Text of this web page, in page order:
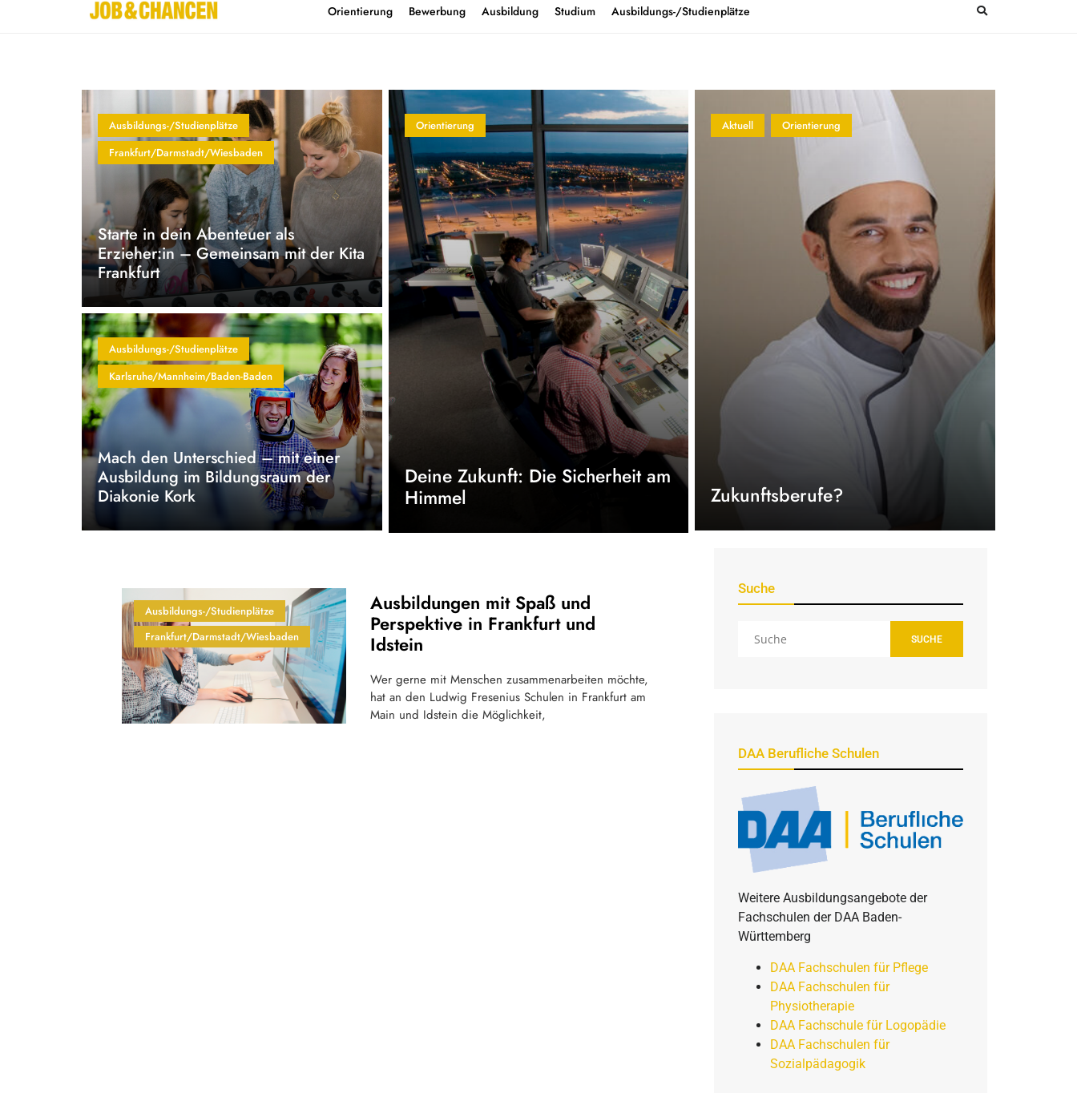
Home Kontakt Orientierung Bewerbung Ausbildung Studium Ausbildungs-/Studienplätze
Ausbildungs-/Studienplätze
Frankfurt/Darmstadt/Wiesbaden
Starte in dein Abenteuer als
Erzieher:in – Gemeinsam mit der Kita
Frankfurt
Ausbildungs-/Studienplätze
Karlsruhe/Mannheim/Baden-Baden
Mach den Unterschied – mit einer
Ausbildung im Bildungsraum der
Diakonie Kork
Orientierung
Deine Zukunft: Die Sicherheit am
Himmel
Aktuell Orientierung
Zukunftsberufe?
Ausbildungs-/Studienplätze
Frankfurt/Darmstadt/Wiesbaden
Ausbildungen mit Spaß und
Perspektive in Frankfurt und
Idstein
Wer gerne mit Menschen zusammenarbeiten möchte,
hat an den Ludwig Fresenius Schulen in Frankfurt am
Main und Idstein die Möglichkeit,
Suche
SUCHE
DAA Berufliche Schulen
Weitere Ausbildungsangebote der
Fachschulen der DAA Baden-
Württemberg
DAA Fachschulen für Pflege
DAA Fachschulen für
Physiotherapie
DAA Fachschule für Logopädie
DAA Fachschulen für
Sozialpädagogik